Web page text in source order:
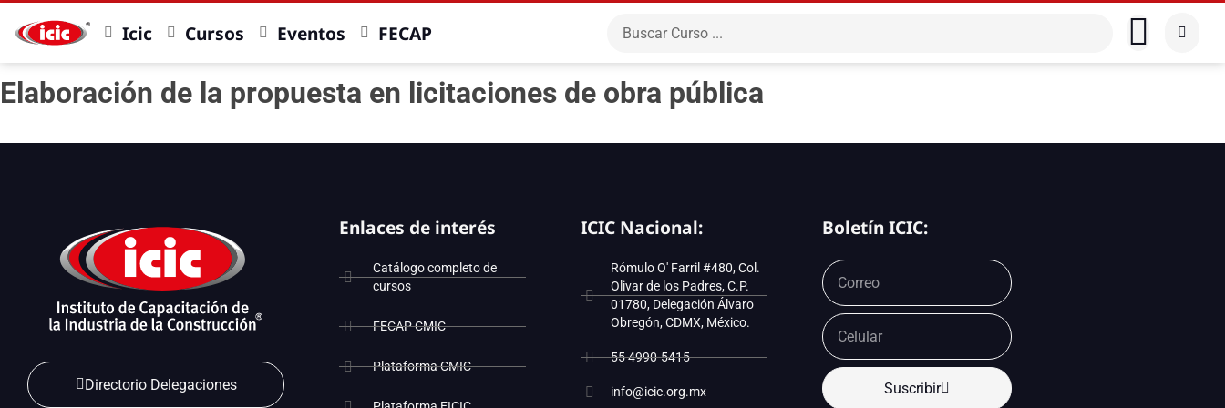
Icic Cursos Eventos FECAP
Elaboración de la propuesta en licitaciones de obra pública
Directorio Delegaciones
Enlaces de interés
Catálogo completo de
cursos
FECAP CMIC
Plataforma CMIC
ICIC Nacional:
Rómulo O' Farril #480, Col.
Olivar de los Padres, C.P.
01780, Delegación Álvaro
Obregón, CDMX, México.
55 4990-5415
info@icic.org.mx
Boletín ICIC:
Suscribir